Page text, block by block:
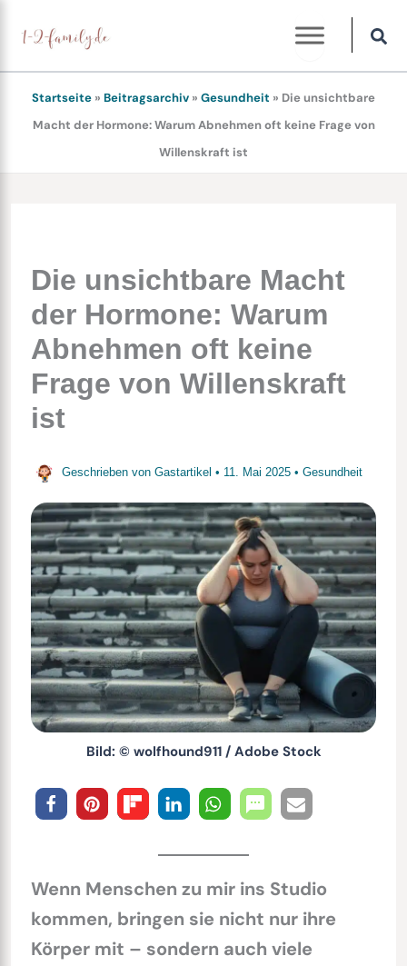
Inhalt
springen
Startseite » Beitragsarchiv » Gesundheit » Die unsichtbare
Macht der Hormone: Warum Abnehmen oft keine Frage von
Willenskraft ist
Die unsichtbare Macht
der Hormone: Warum
Abnehmen oft keine
Frage von Willenskraft
ist
Geschrieben von Gastartikel • 11. Mai 2025 • Gesundheit
Bild: © wolfhound911 / Adobe Stock
Wenn Menschen zu mir ins Studio
kommen, bringen sie nicht nur ihre
Körper mit – sondern auch viele